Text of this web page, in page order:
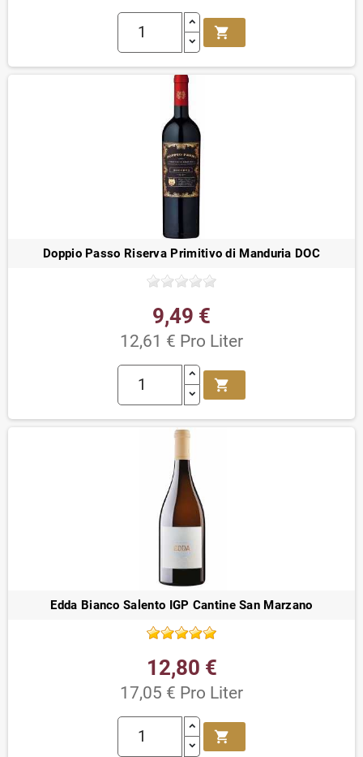
shopping_cart
Doppio Passo Riserva Primitivo di Manduria DOC
9,49 €
12,61 € Pro Liter
shopping_cart
Edda Bianco Salento IGP Cantine San Marzano
12,80 €
17,05 € Pro Liter
shopping_cart